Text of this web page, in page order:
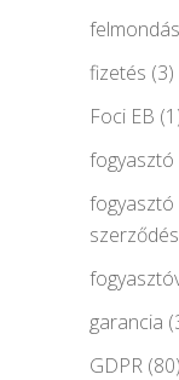
fizetés (3)
Foci EB
fogyasztó
fogyasztó
szerződés
garancia
GDPR (80)